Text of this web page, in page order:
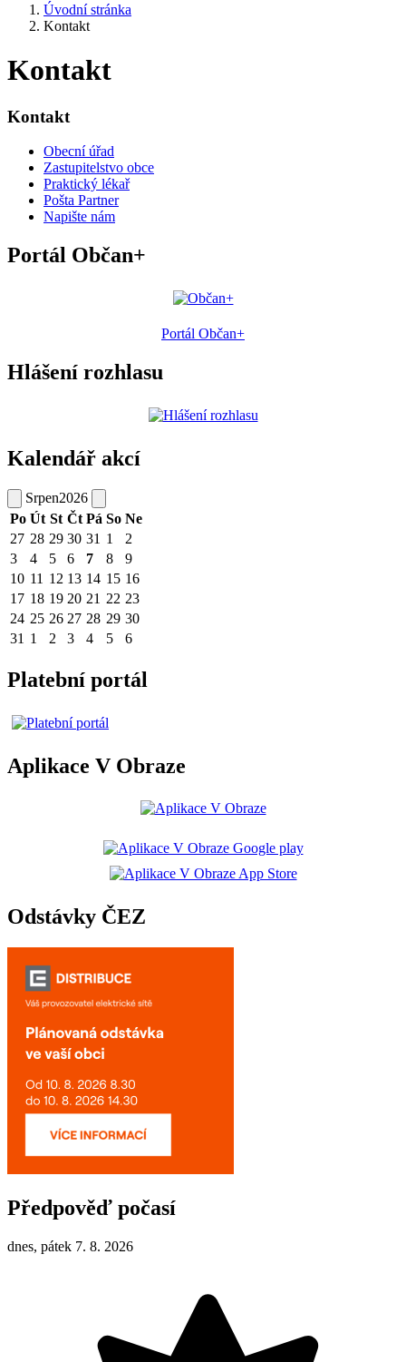
Úvodní stránka
Kontakt
Kontakt
Kontakt
Obecní úřad
Zastupitelstvo obce
Praktický lékař
Pošta Partner
Napište nám
Portál Občan+
Portál Občan+
Hlášení rozhlasu
Kalendář akcí
Srpen2026
Po Út St Čt Pá So Ne
27 28 29 30 31 1
2
3
4 5 6 7 8
9
10 11 12 13 14 15 16
17 18 19 20 21 22 23
24 25 26 27 28 29 30
31 1 2 3 4 5 6
Platební portál
Aplikace V Obraze
Odstávky ČEZ
Předpověď počasí
dnes, pátek 7. 8. 2026